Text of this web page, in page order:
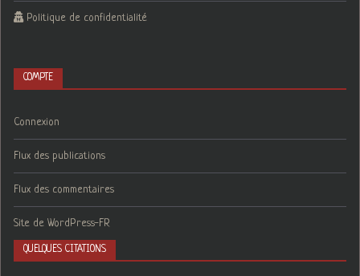
Politique de confidentialité
COMPTE
Connexion
Flux des publications
Flux des commentaires
Site de WordPress-FR
QUELQUES CITATIONS